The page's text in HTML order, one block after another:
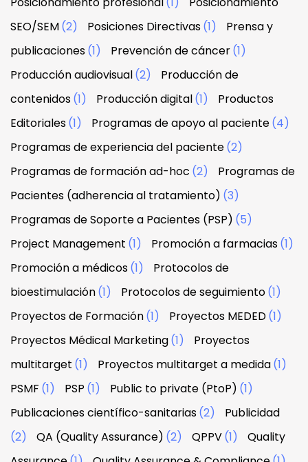
SEO/SEM(2) Posiciones Directivas(1)
Prensa y
publicaciones(1) Prevención de cáncer(1)
Producción audiovisual(2)
Producción de
contenidos(1) Producción digital(1)
Productos
Editoriales(1) Programas de apoyo al paciente(4)
Programas de experiencia del paciente(2)
Programas de formación ad-hoc (2)
Programas de
Pacientes (adherencia al tratamiento) (3)
Programas de Soporte a Pacientes (PSP) (5)
Project Management (1) Promoción a farmacias(1)
Promoción a médicos(1)
Protocolos de
bioestimulación(1) Protocolos de seguimiento(1)
Proyectos de Formación(1) Proyectos MEDED(1)
Proyectos Médical Marketing(1)
Proyectos
multitarget (1) Proyectos multitarget a medida(1)
PSMF (1) PSP (1) Public to private (PtoP) (1)
Publicaciones científico-sanitarias(2)
Publicidad
(2)
QA (Quality Assurance) (2) QPPV(1)
Quality